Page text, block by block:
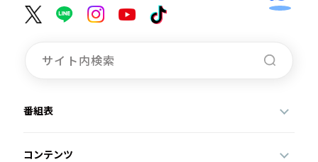
番組表
コンテンツ